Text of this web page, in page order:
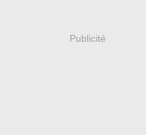
Publicité